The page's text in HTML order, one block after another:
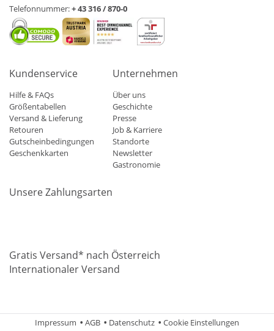
Telefonnummer:+ 43 316 / 870-0
Kundenservice
Hilfe & FAQs
Größentabellen
Versand & Lieferung
Retouren
Gutscheinbedingungen
Geschenkkarten
Unternehmen
Über uns
Geschichte
Presse
Job & Karriere
Standorte
Newsletter
Gastronomie
Unsere Zahlungsarten
Gratis Versand* nach Österreich
Internationaler Versand
Impressum AGB Datenschutz
Cookie Einstellungen